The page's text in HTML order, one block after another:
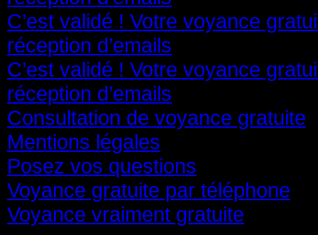
C’est validé ! Votre voyance
réception d’emails
C’est validé ! Votre voyance
réception d’emails
Consultation de voyance gratuite
Mentions légales
Posez vos questions
Voyance gratuite par téléphone
Voyance vraiment gratuite